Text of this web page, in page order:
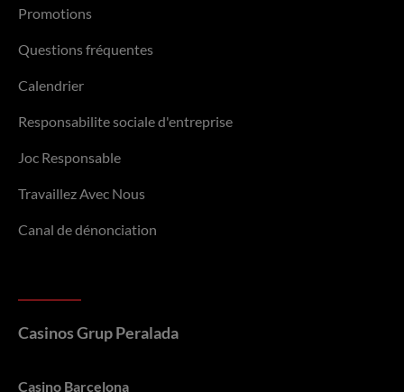
Promotions
Questions fréquentes
Calendrier
Responsabilite sociale d'entreprise
Joc Responsable
Travaillez Avec Nous
Canal de dénonciation
Casinos Grup Peralada
Casino Barcelona